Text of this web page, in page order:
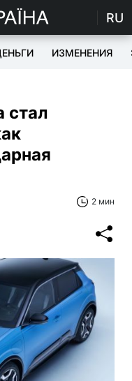
RU
ИЗМЕНЕНИЯ
стал
2 мин